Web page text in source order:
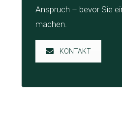
Anspruch – bevor Sie
machen.
KONTAKT